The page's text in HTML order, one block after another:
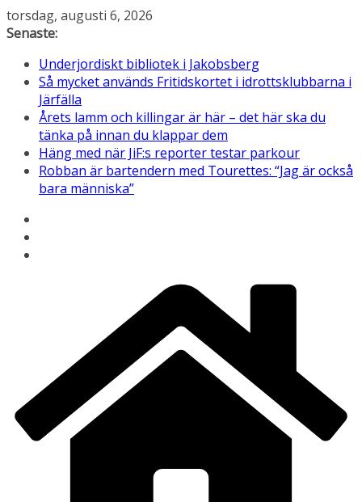
Hoppa
till
torsdag, augusti 6, 2026
Senaste:
Underjordiskt bibliotek i Jakobsberg
Så mycket används Fritidskortet i idrottsklubbarna i
Järfälla
Årets lamm och killingar är här – det här ska du
tänka på innan du klappar dem
Häng med när JiF:s reporter testar parkour
Robban är bartendern med Tourettes: “Jag är också
bara människa”